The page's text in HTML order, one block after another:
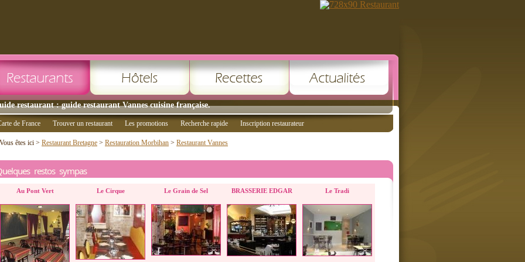
restaurant : guide restaurant Vannes cuisine française.
de France Trouver un restaurant Les promotions Recherche rapide Inscription restaurateur
Vous êtes ici > Restaurant Bretagne > Restauration Morbihan > Restaurant Vannes
restos sympas
Au Pont Vert Le Cirque Le Grain de Sel BRASSERIE EDGAR Le Tradi